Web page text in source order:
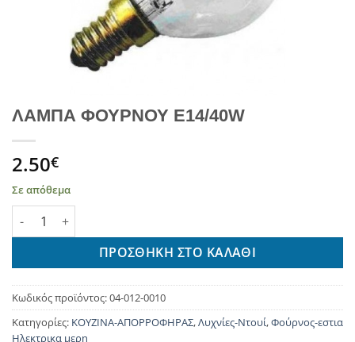
ΛΑΜΠΑ ΦΟΥΡΝΟΥ E14/40W
2.50€
Σε απόθεμα
ΛΑΜΠΑ ΦΟΥΡΝΟΥ E14/40W ποσότητα
ΠΡΟΣΘΉΚΗ ΣΤΟ ΚΑΛΆΘΙ
Κωδικός προϊόντος:04-012-0010
Κατηγορίες: ΚΟΥΖΙΝΑ-ΑΠΟΡΡΟΦΗΡΑΣ,Λυχνίες-Ντουί,Φούρνος-εστια
Ηλεκτρικα μερη